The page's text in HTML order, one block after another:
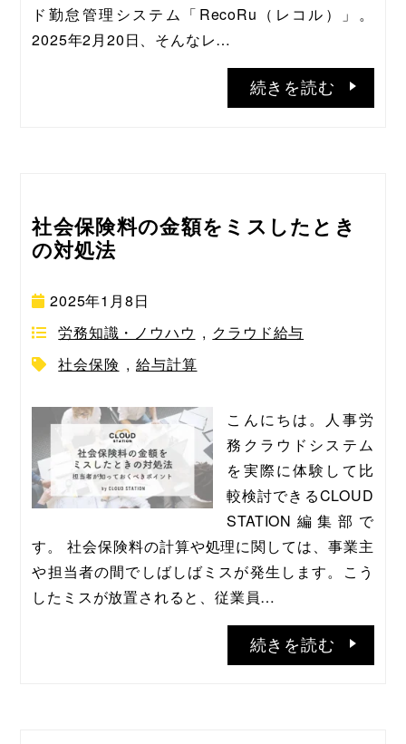
ド勤怠管理システム「RecoRu（レコル）」。
2025年2月20日、そんなレ…
続きを読む
社会保険料の金額をミスしたとき
の対処法
2025年1月8日
労務知識・ノウハウ , クラウド給与
社会保険 , 給与計算
こんにちは。人事労
務クラウドシステム
を実際に体験して比
較検討できるCLOUD
STATION編集部で
す。 社会保険料の計算や処理に関しては、事業主
や担当者の間でしばしばミスが発生します。こう
したミスが放置されると、従業員…
続きを読む